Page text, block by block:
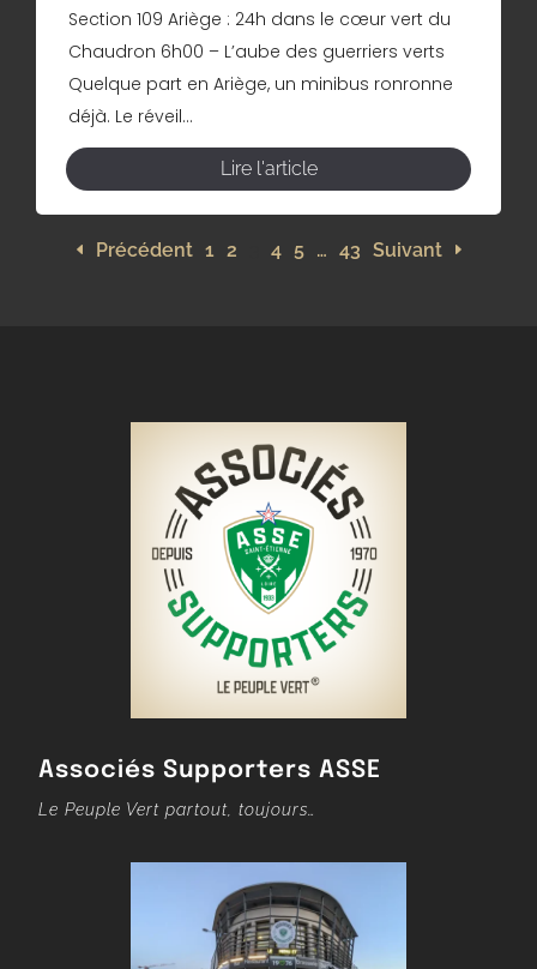
Section 109 Ariège : 24h dans le cœur vert du
Chaudron 6h00 – L’aube des guerriers verts
Quelque part en Ariège, un minibus ronronne
déjà. Le réveil...
Lire l'article
Précédent 1 2 4 5 … 43 Suivant
Associés Supporters ASSE
Le Peuple Vert partout, toujours…